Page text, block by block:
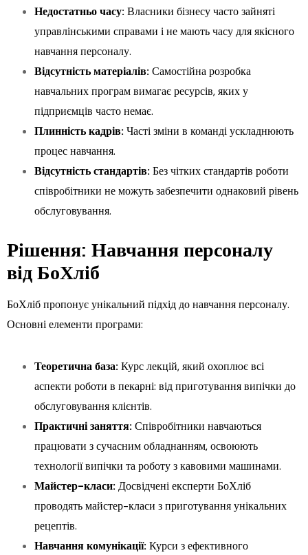
Недостатньо часу: Власники бізнесу часто зайняті
управлінськими справами і не мають часу для якісного
навчання персоналу.
Відсутність матеріалів: Самостійна розробка
навчальних програм вимагає ресурсів, яких у
підприємців часто немає.
Плинність кадрів: Часті зміни в команді ускладнюють
процес навчання.
Відсутність стандартів: Без чітких стандартів роботи
співробітники не можуть забезпечити однаковий рівень
обслуговування.
Рішення: Навчання персоналу
від БоХліб
БоХліб пропонує унікальний підхід до навчання персоналу.
Основні елементи програми:
Теоретична база: Курс лекцій, який охоплює всі
аспекти роботи в пекарні: від приготування випічки до
обслуговування клієнтів.
Практичні заняття: Співробітники навчаються
працювати з сучасним обладнанням, освоюють
технології випічки та роботу з кавовими машинами.
Майстер-класи: Досвідчені експерти БоХліб
проводять майстер-класи з приготування унікальних
рецептів.
Навчання комунікації: Курси з ефективного